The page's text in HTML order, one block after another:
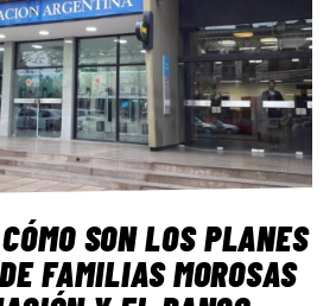
CÓMO SON LOS PLANES
FAMILIAS MOROSAS